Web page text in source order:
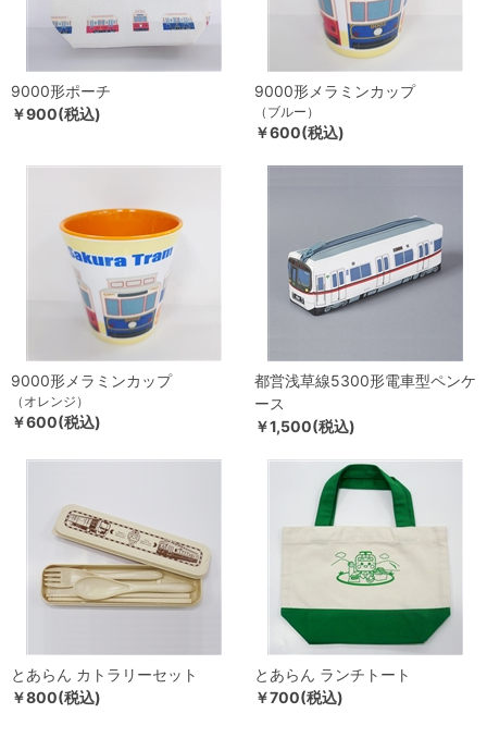
9000形ポーチ
￥900(税込)
9000形メラミンカップ
（ブルー）
￥600(税込)
9000形メラミンカップ
（オレンジ）
￥600(税込)
都営浅草線5300形電車型ペンケ
ース
￥1,500(税込)
とあらん カトラリーセット
￥800(税込)
とあらん ランチトート
￥700(税込)